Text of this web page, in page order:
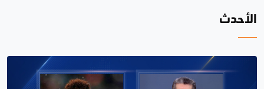
الأحدث